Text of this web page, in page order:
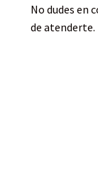
No dudes en
de atenderte.